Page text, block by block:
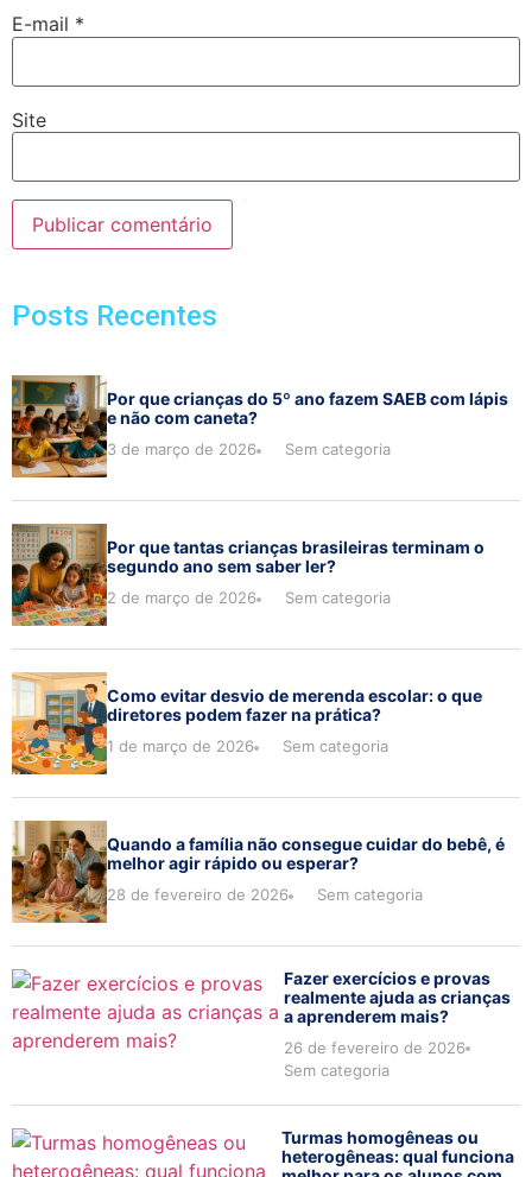
E-mail *
Site
Posts Recentes
Por que crianças do 5º ano fazem SAEB com lápis
e não com caneta?
3 de março de 2026 Sem categoria
Por que tantas crianças brasileiras terminam o
segundo ano sem saber ler?
2 de março de 2026 Sem categoria
Como evitar desvio de merenda escolar: o que
diretores podem fazer na prática?
1 de março de 2026 Sem categoria
Quando a família não consegue cuidar do bebê, é
melhor agir rápido ou esperar?
28 de fevereiro de 2026 Sem categoria
Fazer exercícios e provas
realmente ajuda as crianças
a aprenderem mais?
26 de fevereiro de 2026
Sem categoria
Turmas homogêneas ou
heterogêneas: qual funciona